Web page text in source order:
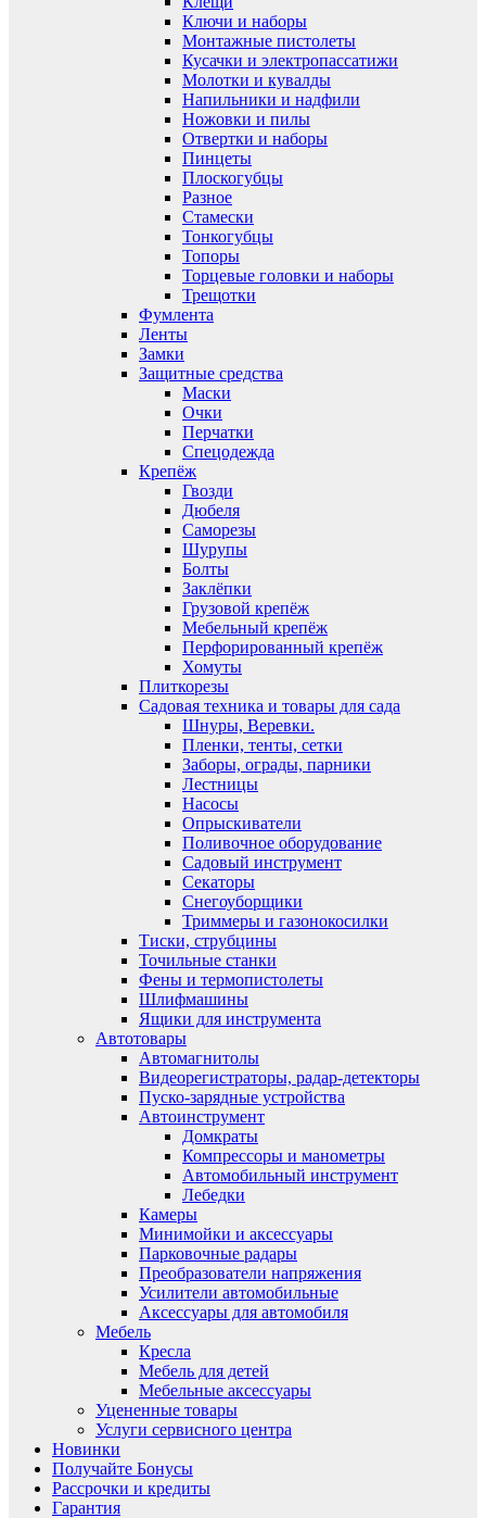
Ключи и наборы
Монтажные пистолеты
Кусачки и электропассатижи
Молотки и кувалды
Напильники и надфили
Ножовки и пилы
Отвертки и наборы
Пинцеты
Плоскогубцы
Разное
Стамески
Тонкогубцы
Топоры
Торцевые головки и наборы
Трещотки
Фумлента
Ленты
Замки
Защитные средства
Маски
Очки
Перчатки
Спецодежда
Крепёж
Гвозди
Дюбеля
Саморезы
Шурупы
Болты
Заклёпки
Грузовой крепёж
Мебельный крепёж
Перфорированный крепёж
Хомуты
Плиткорезы
Садовая техника и товары для сада
Шнуры, Веревки.
Пленки, тенты, сетки
Заборы, ограды, парники
Лестницы
Насосы
Опрыскиватели
Поливочное оборудование
Садовый инструмент
Секаторы
Снегоуборщики
Триммеры и газонокосилки
Тиски, струбцины
Точильные станки
Фены и термопистолеты
Шлифмашины
Ящики для инструмента
Автотовары
Автомагнитолы
Видеорегистраторы, радар-детекторы
Пуско-зарядные устройства
Автоинструмент
Домкраты
Компрессоры и манометры
Автомобильный инструмент
Лебедки
Камеры
Минимойки и аксессуары
Парковочные радары
Преобразователи напряжения
Усилители автомобильные
Аксессуары для автомобиля
Мебель
Кресла
Мебель для детей
Мебельные аксессуары
Уцененные товары
Услуги сервисного центра
Новинки
Получайте Бонусы
Рассрочки и кредиты
Гарантия